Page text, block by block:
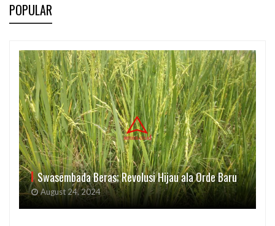
POPULAR
Swasembada Beras; Revolusi Hijau ala Orde Baru
August 24, 2024